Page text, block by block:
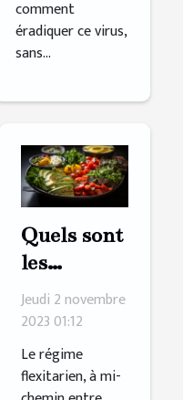
comment
éradiquer ce virus,
sans...
Quels sont
les
avantages
à adopter
un régime
flexitarien
Jeudi 2 novembre
2023 01:12
Le régime
flexitarien, à mi-